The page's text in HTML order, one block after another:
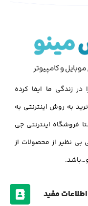
زندگی ما ایفا کرده
به روش اینترنتی به
فروشگاه اینترنتی جی
بی نظیر از محصولات از
اطلاعات مفید